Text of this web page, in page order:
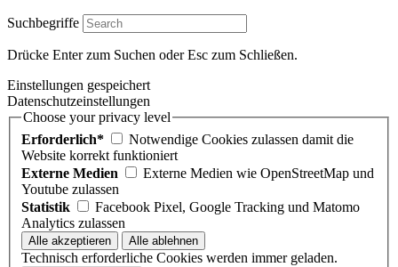
Suchbegriffe
Drücke Enter zum Suchen oder Esc zum Schließen.
Einstellungen gespeichert
Datenschutzeinstellungen
Choose your privacy level
Erforderlich*
Notwendige Cookies zulassen damit die
Website korrekt funktioniert
Externe Medien
Externe Medien wie OpenStreetMap und
Youtube zulassen
Statistik
Facebook Pixel, Google Tracking und Matomo
Analytics zulassen
Technisch erforderliche Cookies werden immer geladen.